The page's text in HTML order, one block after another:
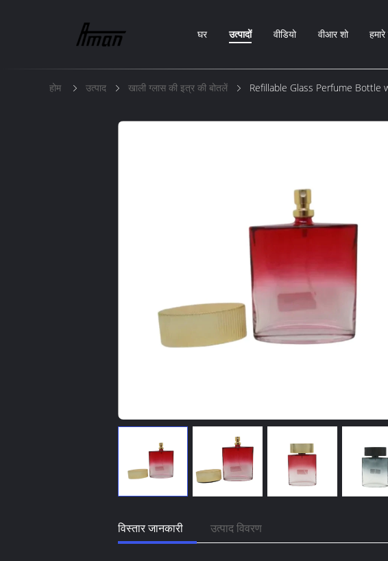
घर उत्पादों वीडियो वीआर शो
होम उत्पाद खाली ग्लास की इत्र की बोतलें Refillable Glass Perfume Bottle
विस्तार जानकारी उत्पाद विवरण